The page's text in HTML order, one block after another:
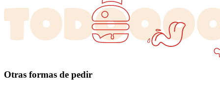
Otras formas de pedir